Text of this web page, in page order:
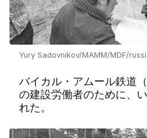
Yury Sadovnikov/MAMM/MDF/
バイカル・アムール鉄道
の建設労働者のために、
れた。